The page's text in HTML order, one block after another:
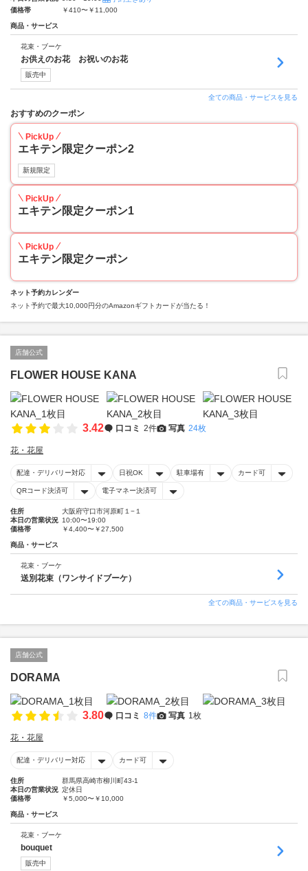
価格帯
￥410〜￥11,000
商品・サービス
花束・ブーケ
お供えのお花 お祝いのお花
販売中
全ての商品・サービスを見る
おすすめのクーポン
PickUp
エキテン限定クーポン2
新規限定
PickUp
エキテン限定クーポン1
PickUp
エキテン限定クーポン
ネット予約カレンダー
ネット予約で最大10,000円分のAmazonギフトカードが当たる！
店舗公式
FLOWER HOUSE KANA
3.42 口コミ 2件 写真 24枚
花・花屋
配達・デリバリー対応 日祝OK 駐車場有 カード可
QRコード決済可 電子マネー決済可
住所
大阪府守口市河原町１−１
本日の営業状況 10:00〜19:00
価格帯
￥4,400〜￥27,500
商品・サービス
花束・ブーケ
送別花束（ワンサイドブーケ）
全ての商品・サービスを見る
店舗公式
DORAMA
3.80 口コミ 8件 写真 1枚
花・花屋
配達・デリバリー対応 カード可
住所
群馬県高崎市柳川町43-1
本日の営業状況 定休日
価格帯
￥5,000〜￥10,000
商品・サービス
花束・ブーケ
bouquet
販売中